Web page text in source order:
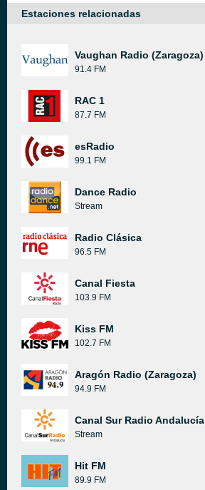
Estaciones relacionadas
Vaughan Radio (Zaragoza)
91.4 FM
RAC 1
87.7 FM
esRadio
99.1 FM
Dance Radio
Stream
Radio Clásica
96.5 FM
Canal Fiesta
103.9 FM
Kiss FM
102.7 FM
Aragón Radio (Zaragoza)
94.9 FM
Canal Sur Radio Andalucía
Stream
Hit FM
89.9 FM